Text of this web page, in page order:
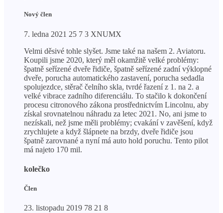
Nový člen
7. ledna 2021 25 7 3 XNUMX
Velmi děsivé tohle slyšet. Jsme také na našem 2. Aviatoru.
Koupili jsme 2020, který měl okamžitě velké problémy:
špatně seřízené dveře řidiče, špatně seřízené zadní výklopné
dveře, porucha automatického zastavení, porucha sedadla
spolujezdce, stěrač čelního skla, tvrdé řazení z 1. na 2. a
velké vibrace zadního diferenciálu. To stačilo k dokončení
procesu citronového zákona prostřednictvím Lincolnu, aby
získal srovnatelnou náhradu za letec 2021. No, ani jsme to
nezískali, než jsme měli problémy; cvakání v zavěšení, když
zrychlujete a když šlápnete na brzdy, dveře řidiče jsou
špatně zarovnané a nyní má auto hold poruchu. Tento pilot
má najeto 170 mil.
kolečko
Člen
23. listopadu 2019 78 21 8